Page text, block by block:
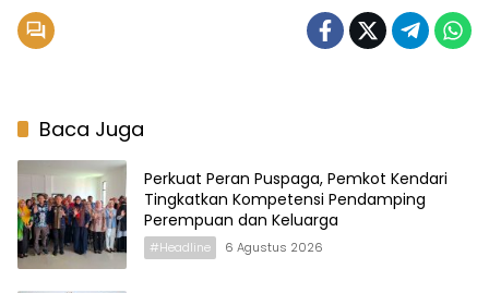
Baca Juga
Perkuat Peran Puspaga, Pemkot Kendari
Tingkatkan Kompetensi Pendamping
Perempuan dan Keluarga
#Headline 6 Agustus 2026